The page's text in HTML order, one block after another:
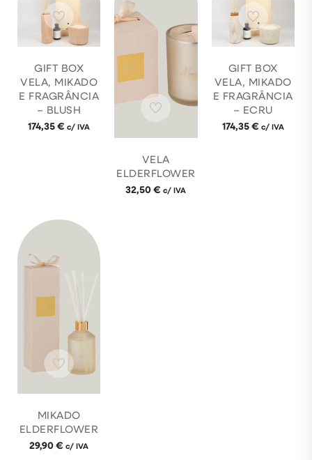
GIFT BOX
VELA, MIKADO
E FRAGRÂNCIA
– BLUSH
174,35€ c/ IVA
VELA
ELDERFLOWER
32,50€ c/ IVA
GIFT BOX
VELA, MIKADO
E FRAGRÂNCIA
– ECRU
174,35€ c/ IVA
MIKADO
ELDERFLOWER
29,90€ c/ IVA